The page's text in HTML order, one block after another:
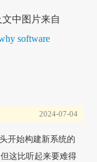
中图片来自
software
2024-07-04
开始构建新系统的
这比听起来要难得